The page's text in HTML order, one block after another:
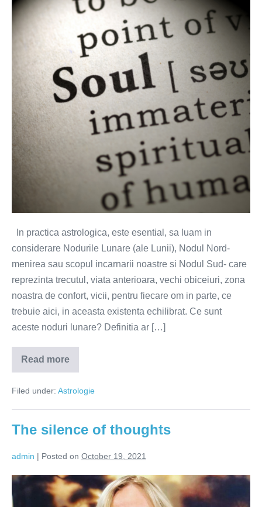
posibile
îmbolnăviri
in
actuala!
In practica astrologica, este esential, sa luam in
considerare Nodurile Lunare (ale Lunii), Nodul Nord-
menirea sau scopul incarnarii noastre si Nodul Sud- care
reprezinta trecutul, viata anterioara, vechi obiceiuri, zona
noastra de confort, vicii, pentru fiecare om in parte, ce
trebuie aici, in aceasta existenta echilibrat. Ce sunt
aceste noduri lunare? Definitia ar […]
Read more
Drumul
sufletului…
existenta
Filed under: Astrologie
The silence of thoughts
admin | Posted on October 19, 2021
The
silence